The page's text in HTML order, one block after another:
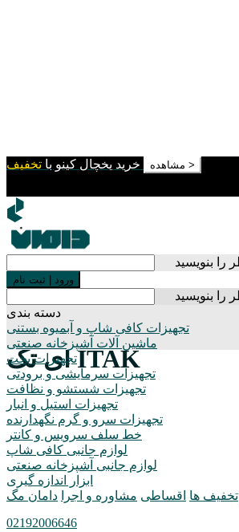
خرید یخچال کینو با تخفیف مشاهده >
ورود ثبت نام
دسته بندی
تجهیزات کافی شاپ و آبمیوه بستنی
ماشین آلات آشپزخانه صنعتی
تجهیزات پخت
تجهیزات سرمایشی و برودتی
تجهیزات شستشو و نظافت
تجهیزات استیل و انبار
تجهیزات سرو و گرم نگهدارنده
خط سلف سرویس و کانتر
لوازم جانبی کافی شاپ
لوازم جانبی آشپزخانه صنعتی
ابزار اندازه گیری
تخفیف ها اقساطی مشاوره و اجرا
دامان مگ
02192006646
آی تک ITAK